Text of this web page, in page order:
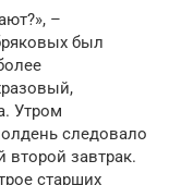
–
был
Утром
следовало
завтрак.
старших